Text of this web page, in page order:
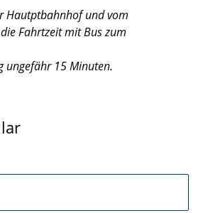
Hautptbahnhof und vom
Fahrtzeit mit Bus zum
ungefähr 15 Minuten.